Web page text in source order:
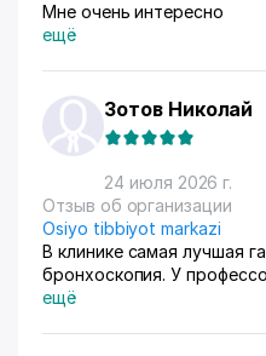
Мне очень интересно
ещё
Зотов Николай
24 июля 2026 г.
Отзыв об организации
Osiyo tibbiyot markazi
В клинике самая лучшая
бронхоскопия. У
Низамовича.
ещё